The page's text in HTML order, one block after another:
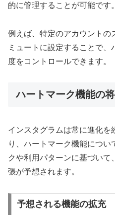
的に管理することが可能です。
例えば、特定のアカウントの
ミュートに設定することで
度をコントロールできます。
ハートマーク機能の
インスタグラムは常に進化を
り、ハートマーク機能につ
クや利用パターンに基づい
張が予想されます。
予想される機能の拡充